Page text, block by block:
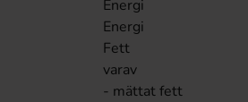
Energi
Energi
Fett
varav
- mättat fett